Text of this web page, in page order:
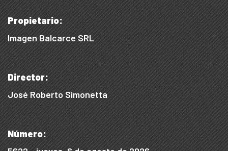
Propietario:
Imagen Balcarce SRL
Director:
José Roberto Simonetta
Número: